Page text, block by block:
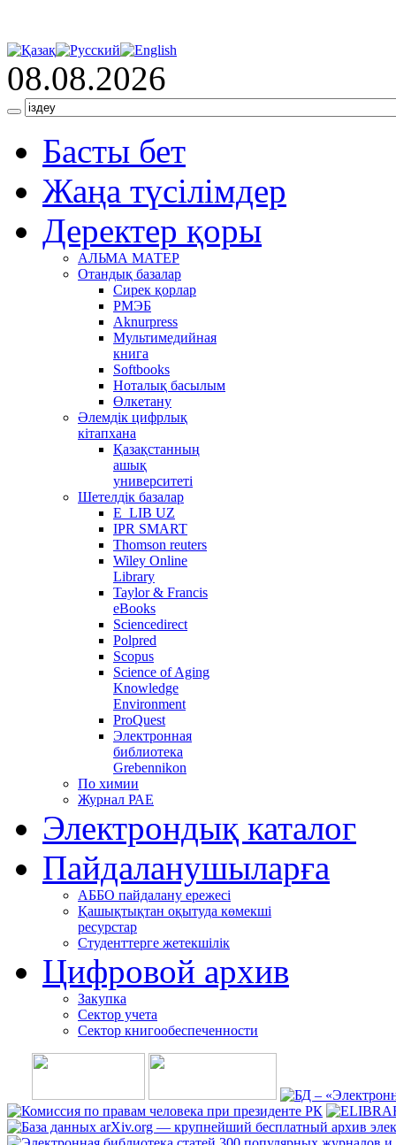
08.08.2026
Басты бет
Жаңа түсілімдер
Деректер қоры
АЛЬМА МАТЕР
Отандық базалар
Сирек қорлар
РМЭБ
Аknurpress
Мультимедийная
книга
Softbooks
Ноталық басылым
Өлкетану
Әлемдік цифрлық
кітапхана
Қазақстанның
ашық
университеті
Шетелдік базалар
E_LIB UZ
IPR SMART
Thomson reuters
Wiley Online
Library
Taylor & Francis
eBooks
Sciencedirect
Polpred
Scopus
Science of Aging
Knowledge
Environment
ProQuest
Электронная
библиотека
Grebennikon
По химии
Журнал РАЕ
Электрондық каталог
Пайдаланушыларға
АББО пайдалану ережесі
Қашықтықтан оқытуда көмекші
ресурстар
Студенттерге жетекшілік
Цифровой архив
Закупка
Сектор учета
Сектор книгообеспеченности